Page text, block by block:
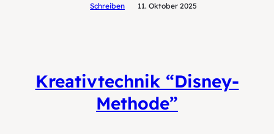
Schreiben 11. Oktober 2025
Kreativtechnik “Disney-
Methode”